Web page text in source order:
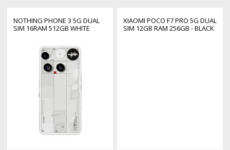
NOTHING PHONE 3 5G DUAL
SIM 16RAM 512GB WHITE
XIAOMI POCO F7 PRO 5G DUAL
SIM 12GB RAM 256GB - BLACK